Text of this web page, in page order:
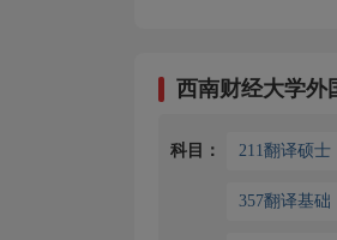
西南财经大学外
科目： 211翻译硕
357翻译基